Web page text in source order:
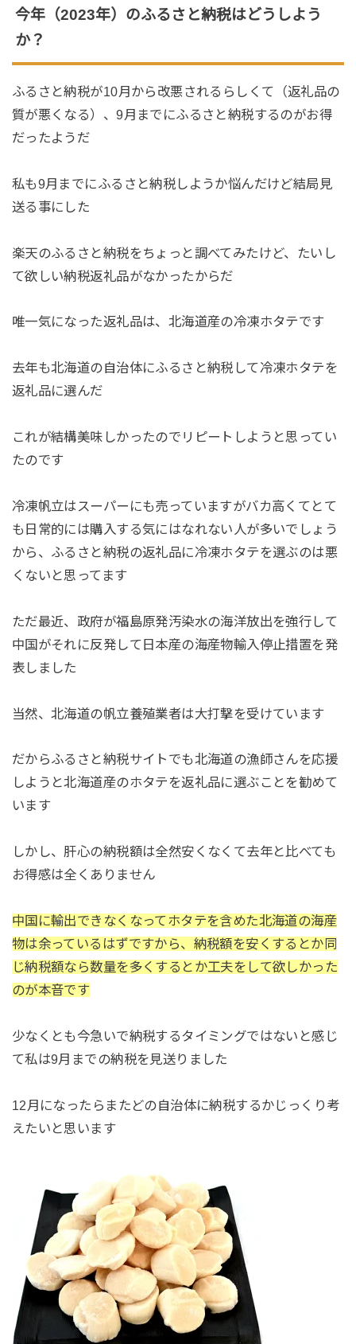
今年（2023年）のふるさと納税はどうしよう
か？
ふるさと納税が10月から改悪されるらしくて（返礼品の
質が悪くなる）、9月までにふるさと納税するのがお得
だったようだ
私も9月までにふるさと納税しようか悩んだけど結局見
送る事にした
楽天のふるさと納税をちょっと調べてみたけど、たいし
て欲しい納税返礼品がなかったからだ
唯一気になった返礼品は、北海道産の冷凍ホタテです
去年も北海道の自治体にふるさと納税して冷凍ホタテを
返礼品に選んだ
これが結構美味しかったのでリピートしようと思ってい
たのです
冷凍帆立はスーパーにも売っていますがバカ高くてとて
も日常的には購入する気にはなれない人が多いでしょう
から、ふるさと納税の返礼品に冷凍ホタテを選ぶのは悪
くないと思ってます
ただ最近、政府が福島原発汚染水の海洋放出を強行して
中国がそれに反発して日本産の海産物輸入停止措置を発
表しました
当然、北海道の帆立養殖業者は大打撃を受けています
だからふるさと納税サイトでも北海道の漁師さんを応援
しようと北海道産のホタテを返礼品に選ぶことを勧めて
います
しかし、肝心の納税額は全然安くなくて去年と比べても
お得感は全くありません
中国に輸出できなくなってホタテを含めた北海道の海産
物は余っているはずですから、納税額を安くするとか同
じ納税額なら数量を多くするとか工夫をして欲しかった
のが本音です
少なくとも今急いで納税するタイミングではないと感じ
て私は9月までの納税を見送りました
12月になったらまたどの自治体に納税するかじっくり考
えたいと思います